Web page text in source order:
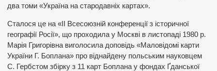
два томи «Україна на стародавніх картах».
Сталося це на «ІІ Всесоюзній конференції з історичної
географії Росії», що проходила у Москві в листопаді 1980 р.
Марія Григорівна виголосила доповідь «Маловідомі карти
України Г. Боплана» про віднайдену польським науковцем
С. Гербстом збірку з 11 карт Боплана у фондах Ґданської